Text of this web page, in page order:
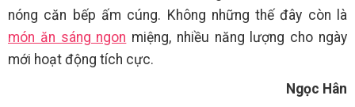
nóng căn bếp ấm cúng. Không những thế đây còn là
món ăn sáng ngon miệng, nhiều năng lượng cho ngày
mới hoạt động tích cực.
Ngọc Hân